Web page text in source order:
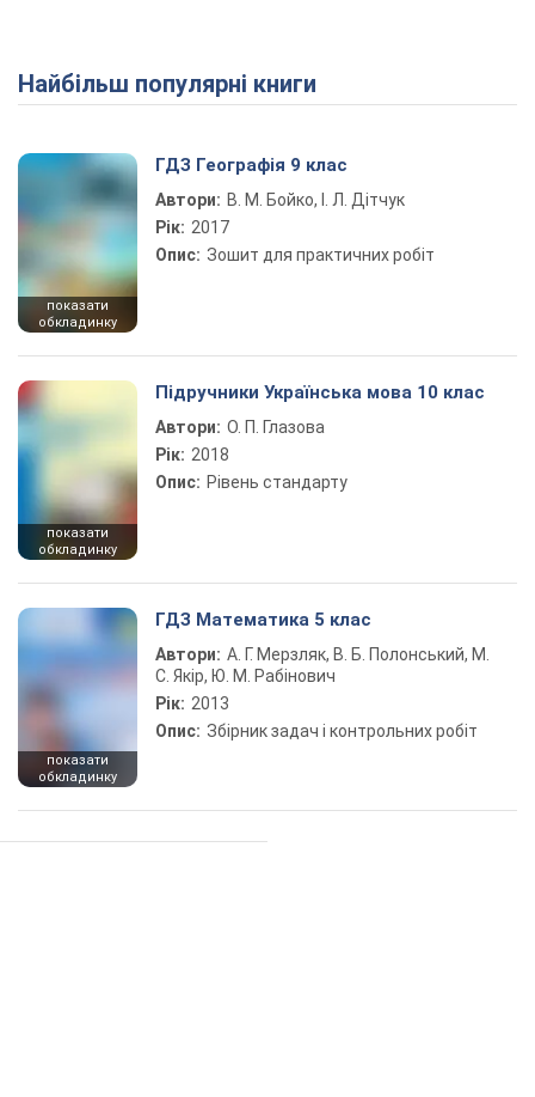
Найбільш популярні книги
показати
обкладинку
ГДЗ Географія 9 клас
Автори: В. М. Бойко, І. Л. Дітчук
Рік: 2017
Опис: Зошит для практичних робіт
показати
обкладинку
Підручники Українська мова 10 клас
Автори: О. П. Глазова
Рік: 2018
Опис: Рівень стандарту
показати
обкладинку
ГДЗ Математика 5 клас
Автори: А. Г. Мерзляк, В. Б. Полонський, М.
С. Якір, Ю. М. Рабінович
Рік: 2013
Опис: Збірник задач і контрольних робіт